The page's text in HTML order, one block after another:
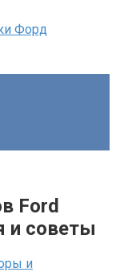
Ford
и советы
и